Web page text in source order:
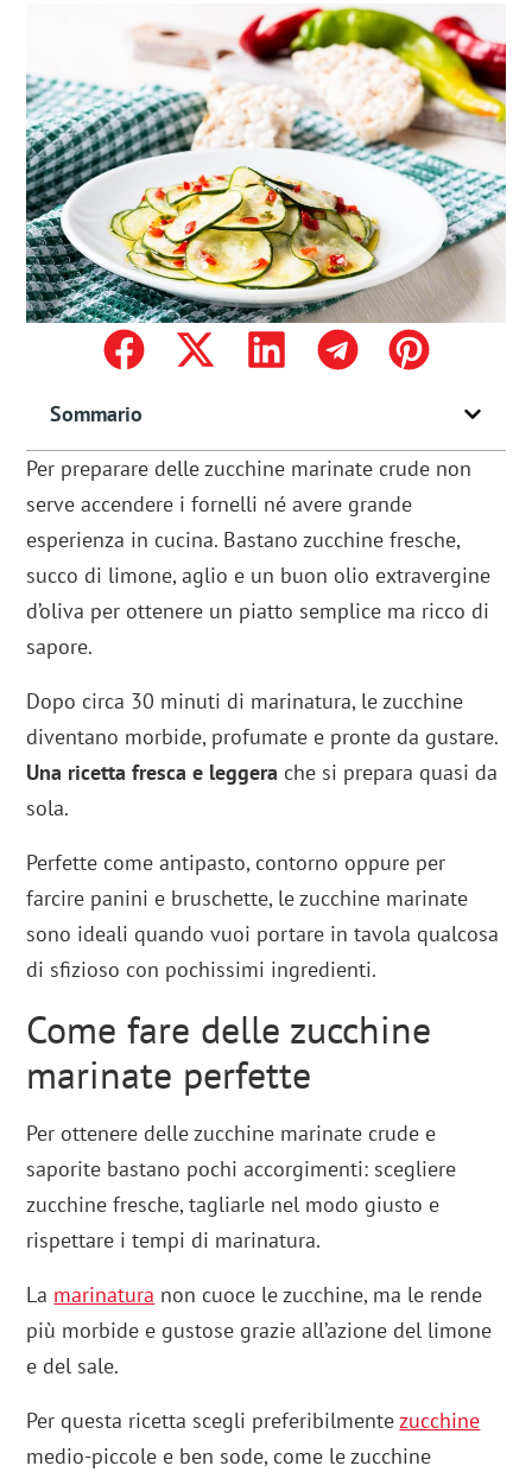
Sommario
Per preparare delle zucchine marinate crude non
serve accendere i fornelli né avere grande
esperienza in cucina. Bastano zucchine fresche,
succo di limone, aglio e un buon olio extravergine
d’oliva per ottenere un piatto semplice ma ricco di
sapore.
Dopo circa 30 minuti di marinatura, le zucchine
diventano morbide, profumate e pronte da gustare.
Una ricetta fresca e leggera che si prepara quasi da
sola.
Perfette come antipasto, contorno oppure per
farcire panini e bruschette, le zucchine marinate
sono ideali quando vuoi portare in tavola qualcosa
di sfizioso con pochissimi ingredienti.
Come fare delle zucchine
marinate perfette
Per ottenere delle zucchine marinate crude e
saporite bastano pochi accorgimenti: scegliere
zucchine fresche, tagliarle nel modo giusto e
rispettare i tempi di marinatura.
La marinatura non cuoce le zucchine, ma le rende
più morbide e gustose grazie all’azione del limone
e del sale.
Per questa ricetta scegli preferibilmentezucchine
medio-piccole e ben sode, come le zucchine